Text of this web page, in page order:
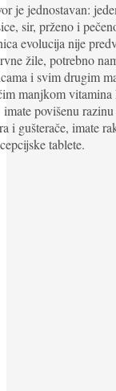
je jednostavan:
sir, prženo i
evolucija nije
žile, potrebno
i svim drugim
manjkom vitamina
imate povišenu
i gušterače, imate
tablete.